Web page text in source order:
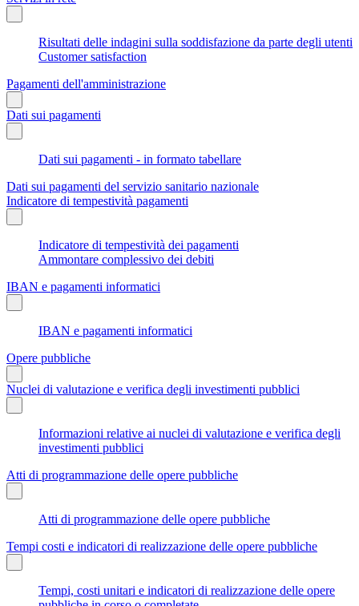
Risultati delle indagini sulla soddisfazione da parte degli utenti
Customer satisfaction
Pagamenti dell'amministrazione
Dati sui pagamenti
Dati sui pagamenti - in formato tabellare
Dati sui pagamenti del servizio sanitario nazionale
Indicatore di tempestività pagamenti
Indicatore di tempestività dei pagamenti
Ammontare complessivo dei debiti
IBAN e pagamenti informatici
IBAN e pagamenti informatici
Opere pubbliche
Nuclei di valutazione e verifica degli investimenti pubblici
Informazioni relative ai nuclei di valutazione e verifica degli
investimenti pubblici
Atti di programmazione delle opere pubbliche
Atti di programmazione delle opere pubbliche
Tempi costi e indicatori di realizzazione delle opere pubbliche
Tempi, costi unitari e indicatori di realizzazione delle opere